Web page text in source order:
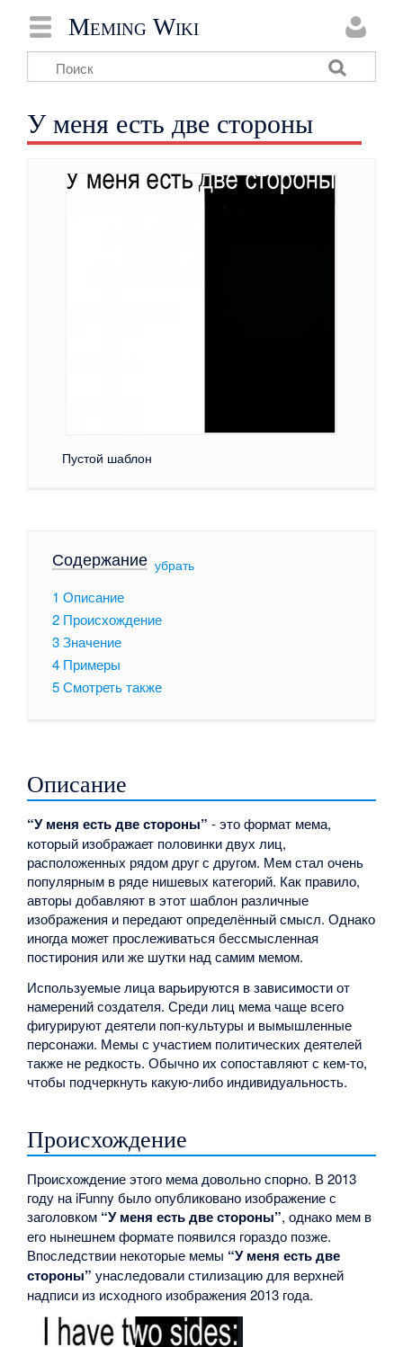
Meming Wiki
У меня есть две стороны
Пустой шаблон
Содержание[ убрать]
1 Описание
2 Происхождение
3Значение
4 Примеры
5Смотреть также
Описание
“У меня есть две стороны” - это формат мема,
который изображает половинки двух лиц,
расположенных рядом друг с другом. Мем стал очень
популярным в ряде нишевых категорий. Как правило,
авторы добавляют в этот шаблон различные
изображения и передают определённый смысл. Однако
иногда может прослеживаться бессмысленная
постирония или же шутки над самим мемом.
Используемые лица варьируются в зависимости от
намерений создателя. Среди лиц мема чаще всего
фигурируют деятели поп-культуры и вымышленные
персонажи. Мемы с участием политических деятелей
также не редкость. Обычно их сопоставляют с кем-то,
чтобы подчеркнуть какую-либо индивидуальность.
Происхождение
Происхождение этого мема довольно спорно. В 2013
году на iFunny было опубликовано изображение с
заголовком “У меня есть две стороны”, однако мем в
его нынешнем формате появился гораздо позже.
Впоследствии некоторые мемы “У меня есть две
стороны” унаследовали стилизацию для верхней
надписи из исходного изображения 2013 года.